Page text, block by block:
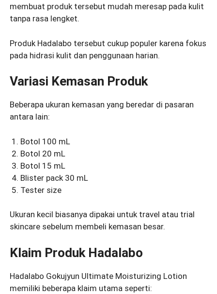
membuat produk tersebut mudah meresap pada kulit
tanpa rasa lengket.
Produk Hadalabo tersebut cukup populer karena fokus
pada hidrasi kulit dan penggunaan harian.
Variasi Kemasan Produk
Beberapa ukuran kemasan yang beredar di pasaran
antara lain:
Botol 100 mL
Botol 20 mL
Botol 15 mL
Blister pack 30 mL
Tester size
Ukuran kecil biasanya dipakai untuk travel atau trial
skincare sebelum membeli kemasan besar.
Klaim Produk Hadalabo
Hadalabo Gokujyun Ultimate Moisturizing Lotion
memiliki beberapa klaim utama seperti: